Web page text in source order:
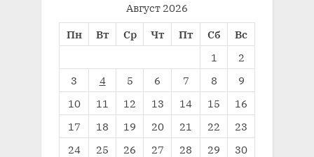
Август 2026
Пн
Вт Ср Чт Пт Сб
Вс
1
2
3
4 5 6 7 8
9
10
11 12 13 14 15
16
17
18 19 20 21 22
23
24
25 26 27 28 29
30